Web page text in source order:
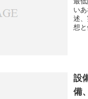
い
述
想
解
設
備